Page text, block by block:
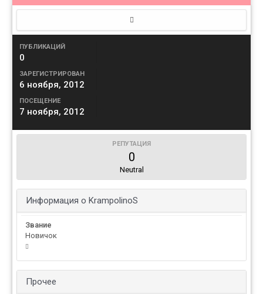
ПУБЛИКАЦИЙ
0
ЗАРЕГИСТРИРОВАН
6 ноября, 2012
ПОСЕЩЕНИЕ
7 ноября, 2012
РЕПУТАЦИЯ
0
Neutral
Информация о KrampolinoS
Звание
Новичок
Прочее